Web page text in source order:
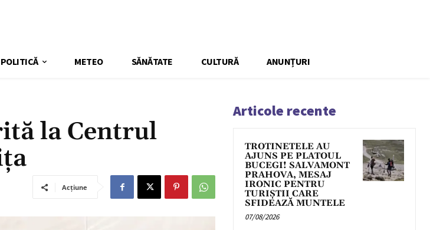
POLITICĂ METEO SĂNĂTATE CULTURĂ ANUNȚURI
la Centrul
Acțiune
Articole recente
TROTINETELE AU
AJUNS PE PLATOUL
BUCEGI! SALVAMONT
PRAHOVA, MESAJ
IRONIC PENTRU
TURIȘTII CARE
SFIDEAZĂ MUNTELE
07/08/2026